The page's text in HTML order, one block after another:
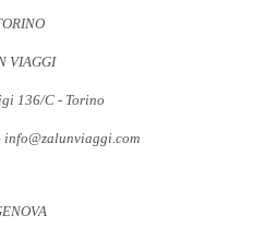
VIAGGI
136/C - Torino
info@zalunviaggi.com